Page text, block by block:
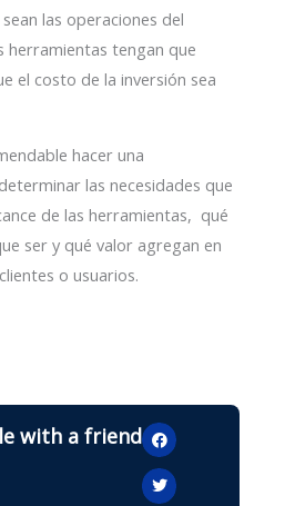
las operaciones del
herramientas tengan que
el costo de la inversión sea
hacer una
las necesidades que
de las herramientas, qué
ser y qué valor agregan en
o usuarios.
with a friend